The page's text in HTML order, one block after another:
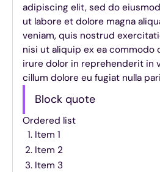
adipiscing elit, sed do
ut labore et dolore magna
veniam, quis nostrud
nisi ut aliquip ex ea commodo
irure dolor in reprehenderit in
cillum dolore eu fugiat nulla
Block quote
Ordered list
Item 1
Item 2
Item 3